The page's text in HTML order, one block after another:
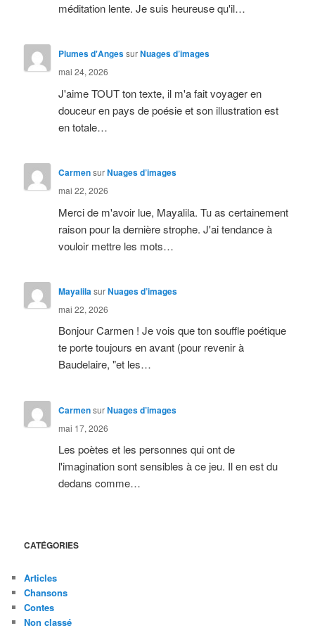
méditation lente. Je suis heureuse qu'il…
Plumes d'AngessurNuages d’images
mai 24, 2026
J'aime TOUT ton texte, il m'a fait voyager en
douceur en pays de poésie et son illustration est
en totale…
CarmensurNuages d’images
mai 22, 2026
Merci de m'avoir lue, Mayalila. Tu as certainement
raison pour la dernière strophe. J'ai tendance à
vouloir mettre les mots…
MayalilasurNuages d’images
mai 22, 2026
Bonjour Carmen ! Je vois que ton souffle poétique
te porte toujours en avant (pour revenir à
Baudelaire, "et les…
CarmensurNuages d’images
mai 17, 2026
Les poètes et les personnes qui ont de
l'imagination sont sensibles à ce jeu. Il en est du
dedans comme…
CATÉGORIES
Articles
Chansons
Contes
Non classé